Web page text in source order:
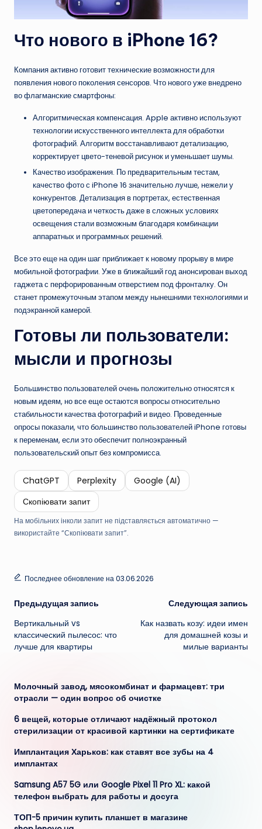
Что нового в iPhone 16?
Компания активно готовит технические возможности для
появления нового поколения сенсоров. Что нового уже внедрено
во флагманские смартфоны:
Алгоритмическая компенсация. Apple активно используют
технологии искусственного интеллекта для обработки
фотографий. Алгоритм восстанавливают детализацию,
корректирует цвето-теневой рисунок и уменьшает шумы.
Качество изображения. По предварительным тестам,
качество фото с iPhone 16 значительно лучше, нежели у
конкурентов. Детализация в портретах, естественная
цветопередача и четкость даже в сложных условиях
освещения стали возможным благодаря комбинации
аппаратных и программных решений.
Все это еще на один шаг приближает к новому прорыву в мире
мобильной фотографии. Уже в ближайший год анонсирован выход
гаджета с перфорированным отверстием под фронталку. Он
станет промежуточным этапом между нынешними технологиями и
подэкранной камерой.
Готовы ли пользователи:
мысли и прогнозы
Большинство пользователей очень положительно относятся к
новым идеям, но все еще остаются вопросы относительно
стабильности качества фотографий и видео. Проведенные
опросы показали, что большинство пользователей iPhone готовы
к переменам, если это обеспечит полноэкранный
пользовательский опыт без компромисса.
ChatGPT Perplexity
Google (AI)
Скопіювати запит
На мобільних інколи запит не підставляється автоматично —
використайте “Скопіювати запит”.
Последнее обновление на 03.06.2026
Навигация
записи
Предыдущая запись
Вертикальный vs
классический пылесос: что
лучше для квартиры
Следующая запись
Как назвать козу: идеи имен
для домашней козы и
милые варианты
Молочный завод, мясокомбинат и фармацевт: три
отрасли — один вопрос об очистке
6 вещей, которые отличают надёжный протокол
стерилизации от красивой картинки на сертификате
Имплантация Харьков: как ставят все зубы на 4
имплантах
Samsung A57 5G или Google Pixel 11 Pro XL: какой
телефон выбрать для работы и досуга
ТОП-5 причин купить планшет в магазине